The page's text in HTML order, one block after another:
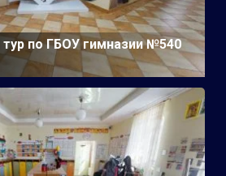
тур по ГБОУ гимназии №540